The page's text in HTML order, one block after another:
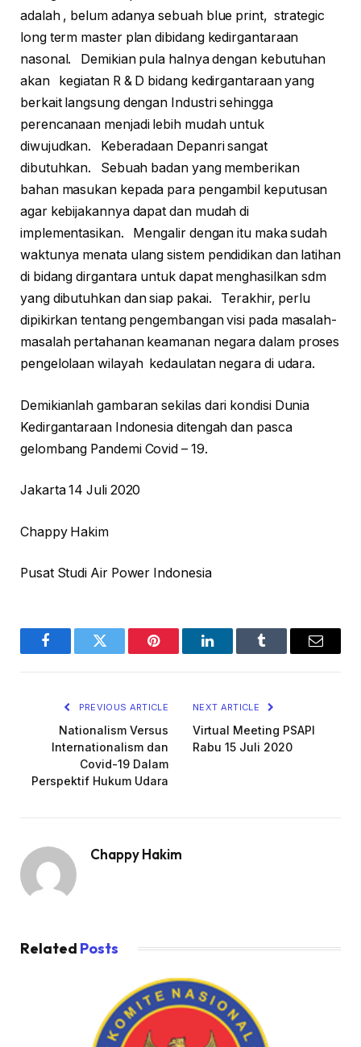
adalah , belum adanya sebuah blue print, strategic
long term master plan dibidang kedirgantaraan
nasonal. Demikian pula halnya dengan kebutuhan
akan kegiatan R & D bidang kedirgantaraan yang
berkait langsung dengan Industri sehingga
perencanaan menjadi lebih mudah untuk
diwujudkan. Keberadaan Depanri sangat
dibutuhkan. Sebuah badan yang memberikan
bahan masukan kepada para pengambil keputusan
agar kebijakannya dapat dan mudah di
implementasikan. Mengalir dengan itu maka sudah
waktunya menata ulang sistem pendidikan dan latihan
di bidang dirgantara untuk dapat menghasilkan sdm
yang dibutuhkan dan siap pakai. Terakhir, perlu
dipikirkan tentang pengembangan visi pada masalah-
masalah pertahanan keamanan negara dalam proses
pengelolaan wilayah kedaulatan negara di udara.
Demikianlah gambaran sekilas dari kondisi Dunia
Kedirgantaraan Indonesia ditengah dan pasca
gelombang Pandemi Covid – 19.
Jakarta 14 Juli 2020
Chappy Hakim
Pusat Studi Air Power Indonesia
FacebookTwitter Pinterest LinkedInTumblr Email
PREVIOUS ARTICLE
Nationalism Versus
Internationalism dan
Covid-19 Dalam
Perspektif Hukum Udara
NEXT ARTICLE
Virtual Meeting PSAPI
Rabu 15 Juli 2020
Chappy Hakim
Related Posts